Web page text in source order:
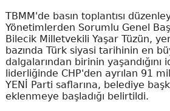
TBMM'de basın toplantısı
Yönetimlerden Sorumlu Genel
Bilecik Milletvekili Yaşar Tüzün,
bazında Türk siyasi tarihinin en
dalgalarından birinin yaşandığını
liderliğinde CHP'den ayrılan 91
YENİ Parti saflarına, belediye
eklenmeye başladığı belirtildi.